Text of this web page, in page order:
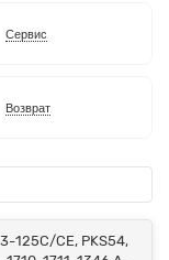
Сервис
Возврат
125C/CE, PKS54,